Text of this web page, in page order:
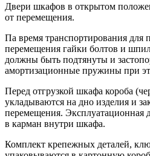
Двери шкафов в открытом
от перемещения.
Па время транспортирования для
пере­мещения гайки болтов и
должны быть подтянуты и
амортизационные пружины при
Перед отгрузкой шкафа короба
укла­дываются на дно изделия и
перемещения. Эксплуа­тационная
в карман внутри шкафа.
Комплект крепежных деталей,